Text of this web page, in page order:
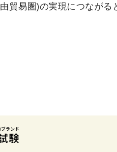
貿易圏)の実現につながる